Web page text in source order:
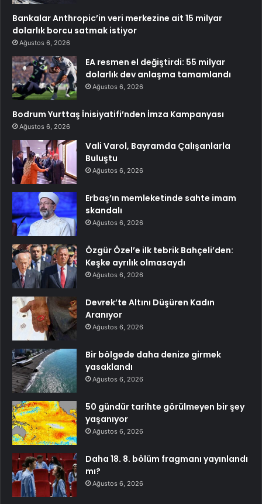
Bankalar Anthropic’in veri merkezine ait 15 milyar
dolarlık borcu satmak istiyor
Ağustos 6, 2026
EA resmen el değiştirdi: 55 milyar
dolarlık dev anlaşma tamamlandı
Ağustos 6, 2026
Bodrum Yurttaş İnisiyatifi’nden İmza Kampanyası
Ağustos 6, 2026
Vali Varol, Bayramda Çalışanlarla
Buluştu
Ağustos 6, 2026
Erbaş’ın memleketinde sahte imam
skandalı
Ağustos 6, 2026
Özgür Özel’e ilk tebrik Bahçeli’den:
Keşke ayrılık olmasaydı
Ağustos 6, 2026
Devrek’te Altını Düşüren Kadın
Aranıyor
Ağustos 6, 2026
Bir bölgede daha denize girmek
yasaklandı
Ağustos 6, 2026
50 gündür tarihte görülmeyen bir şey
yaşanıyor
Ağustos 6, 2026
Daha 18. 8. bölüm fragmanı yayınlandı
mı?
Ağustos 6, 2026